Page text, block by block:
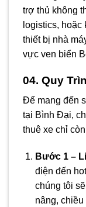
trợ thủ không
logistics, hoặc
thiết bị nhà
vực ven biển
04. Quy
Để mang đến
tại Bình Đại,
thuê xe chỉ
Bước 1 –
điện đến
chúng tôi
nâng,